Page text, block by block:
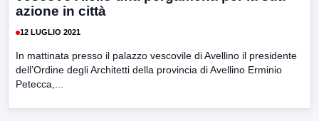
azione in città
12 LUGLIO 2021
In mattinata presso il palazzo vescovile di Avellino il presidente
dell’Ordine degli Architetti della provincia di Avellino Erminio
Petecca,...